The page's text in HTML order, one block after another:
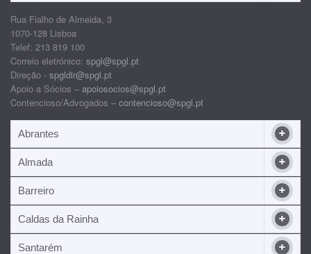
Rua Fialho de Almeida, 3
1070-128 Lisboa
Telef: 213 819 100
Correio eletrónico: spgl@spgl.pt
Direção - spgldir@spgl.pt
Apoio a Sócios – apoiosocios@spgl.pt
Contencioso/Advogados – contencioso@spgl.pt
Abrantes
Almada
Barreiro
Caldas da Rainha
Santarém